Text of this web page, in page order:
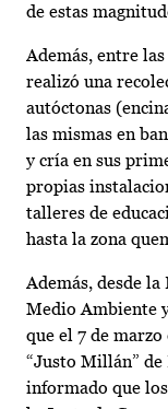
de estas
Además, entre
realizó una
autóctonas
las mismas en
y cría en sus
propias
talleres de
hasta la zona
Además, desde
Medio Ambiente
que el 7 de
“Justo Millán”
informado que